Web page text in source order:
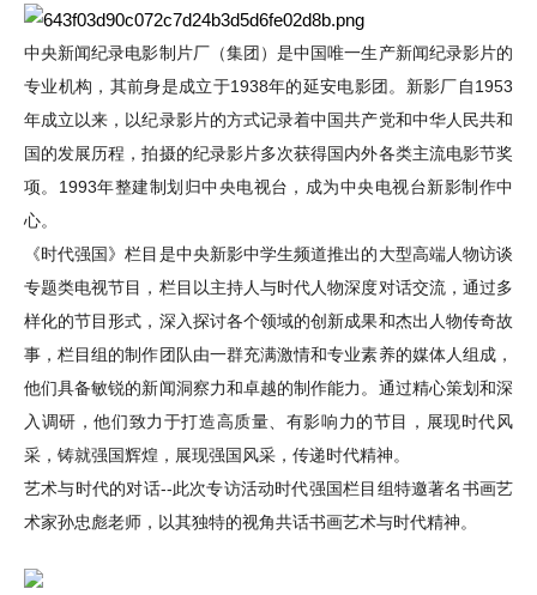
中央新闻纪录电影制片厂（集团）是中国唯一生产新闻纪录影片的
专业机构，其前身是成立于1938年的延安电影团。新影厂自1953
年成立以来，以纪录影片的方式记录着中国共产党和中华人民共和
国的发展历程，拍摄的纪录影片多次获得国内外各类主流电影节奖
项。1993年整建制划归中央电视台，成为中央电视台新影制作中
心。
《时代强国》栏目是中央新影中学生频道推出的大型高端人物访谈
专题类电视节目，栏目以主持人与时代人物深度对话交流，通过多
样化的节目形式，深入探讨各个领域的创新成果和杰出人物传奇故
事，栏目组的制作团队由一群充满激情和专业素养的媒体人组成，
他们具备敏锐的新闻洞察力和卓越的制作能力。通过精心策划和深
入调研，他们致力于打造高质量、有影响力的节目，展现时代风
采，铸就强国辉煌，展现强国风采，传递时代精神。
艺术与时代的对话--此次专访活动时代强国栏目组特邀著名书画艺
术家孙忠彪老师，以其独特的视角共话书画艺术与时代精神。